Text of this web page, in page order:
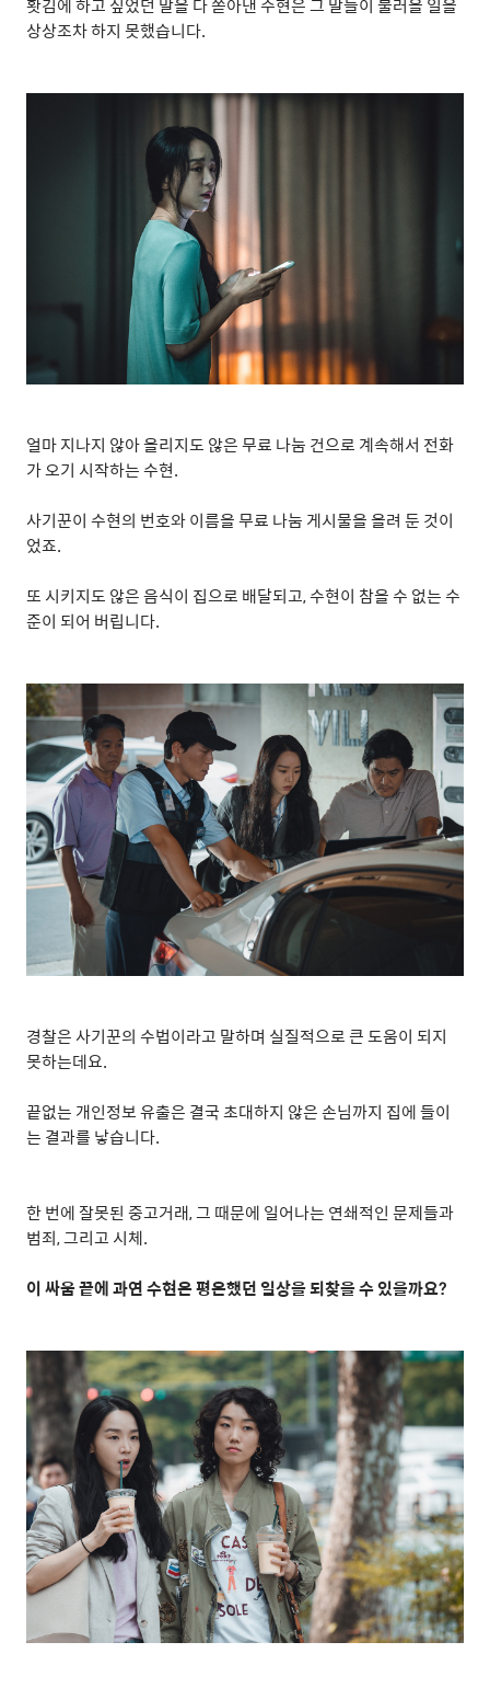
상상조차 하지 못했습니다.
얼마 지나지 않아 올리지도 않은 무료 나눔 건으로 계속해서 전화
가 오기 시작하는 수현.
사기꾼이 수현의 번호와 이름을 무료 나눔 게시물을 올려 둔 것이
었죠.
또 시키지도 않은 음식이 집으로 배달되고,수현이 참을 수 없는 수
준이 되어 버립니다.
경찰은 사기꾼의 수법이라고 말하며 실질적으로 큰 도움이 되지
못하는데요.
끝없는 개인정보 유출은 결국 초대하지 않은 손님까지 집에 들이
는 결과를 낳습니다.
한 번에 잘못된 중고거래,그 때문에 일어나는 연쇄적인 문제들과
범죄,그리고 시체.
이 싸움 끝에 과연 수현은 평온했던 일상을 되찾을 수 있을까요?